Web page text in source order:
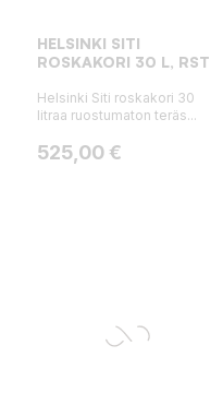
HELSINKI SITI
ROSKAKORI 30 L, RST
Helsinki Siti roskakori 30
litraa ruostumaton teräs...
Hinta
525,00 €